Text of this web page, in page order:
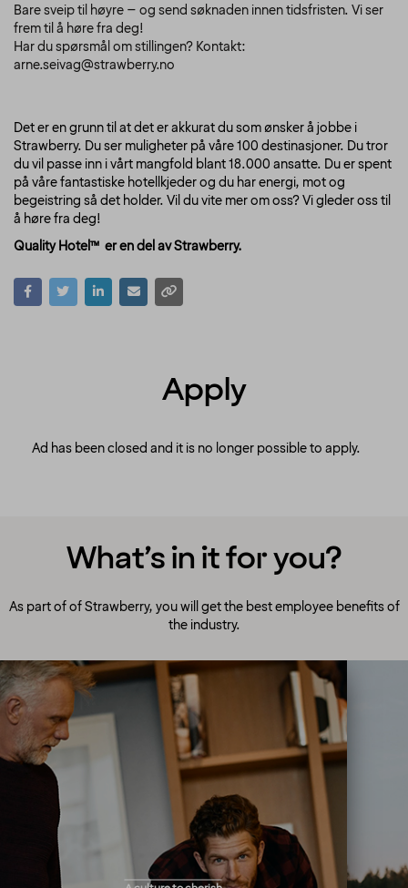
Bare sveip til høyre – og send søknaden innen tidsfristen. Vi ser
frem til å høre fra deg!
Har du spørsmål om stillingen? Kontakt:
arne.seivag@strawberry.no
Det er en grunn til at det er akkurat du som ønsker å jobbe i
Strawberry. Du ser muligheter på våre 100 destinasjoner. Du tror
du vil passe inn i vårt mangfold blant 18.000 ansatte. Du er spent
på våre fantastiske hotellkjeder og du har energi, mot og
begeistring så det holder. Vil du vite mer om oss? Vi gleder oss til
å høre fra deg!
Quality Hotel™ er en del av Strawberry.
Apply
Ad has been closed and it is no longer possible to apply.
What’s in it for you?
As part of of Strawberry, you will get the best employee benefits of
the industry.
A culture to cherish
Our people always make guests their top